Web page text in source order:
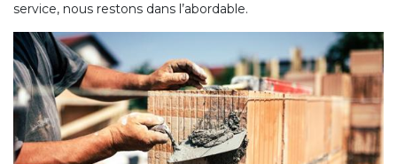
service, nous restons dans l’abordable.